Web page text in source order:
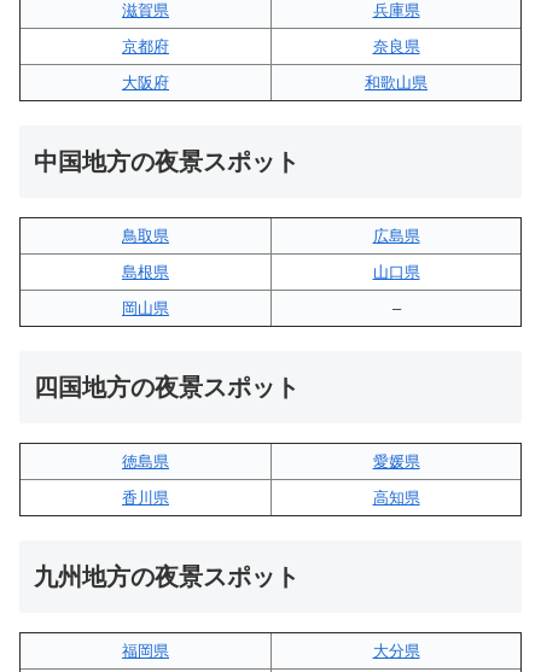
滋賀県
兵庫県
京都府
奈良県
大阪府
和歌山県
中国地方の夜景スポット
鳥取県
広島県
島根県
山口県
岡山県
–
四国地方の夜景スポット
徳島県
愛媛県
香川県
高知県
九州地方の夜景スポット
福岡県 大分県